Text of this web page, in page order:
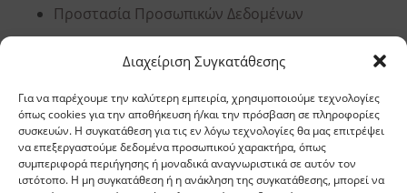
Διαχείριση Συγκατάθεσης
Για να παρέχουμε την καλύτερη εμπειρία, χρησιμοποιούμε τεχνολογίες
όπως cookies για την αποθήκευση ή/και την πρόσβαση σε πληροφορίες
συσκευών. Η συγκατάθεση για τις εν λόγω τεχνολογίες θα μας επιτρέψει
να επεξεργαστούμε δεδομένα προσωπικού χαρακτήρα, όπως
συμπεριφορά περιήγησης ή μοναδικά αναγνωριστικά σε αυτόν τον
ιστότοπο. Η μη συγκατάθεση ή η ανάκληση της συγκατάθεσης, μπορεί να
Προστασία Προσωπικών Δεδομένων
Έδρα, Θεσσαλονίκη
Διεύθυνση: 11,5 χλμ Ε.Ο. Θεσσαλονίκης –
Αθηνών, Σίνδος, ΤΚ 57400, ΤΘ 1251